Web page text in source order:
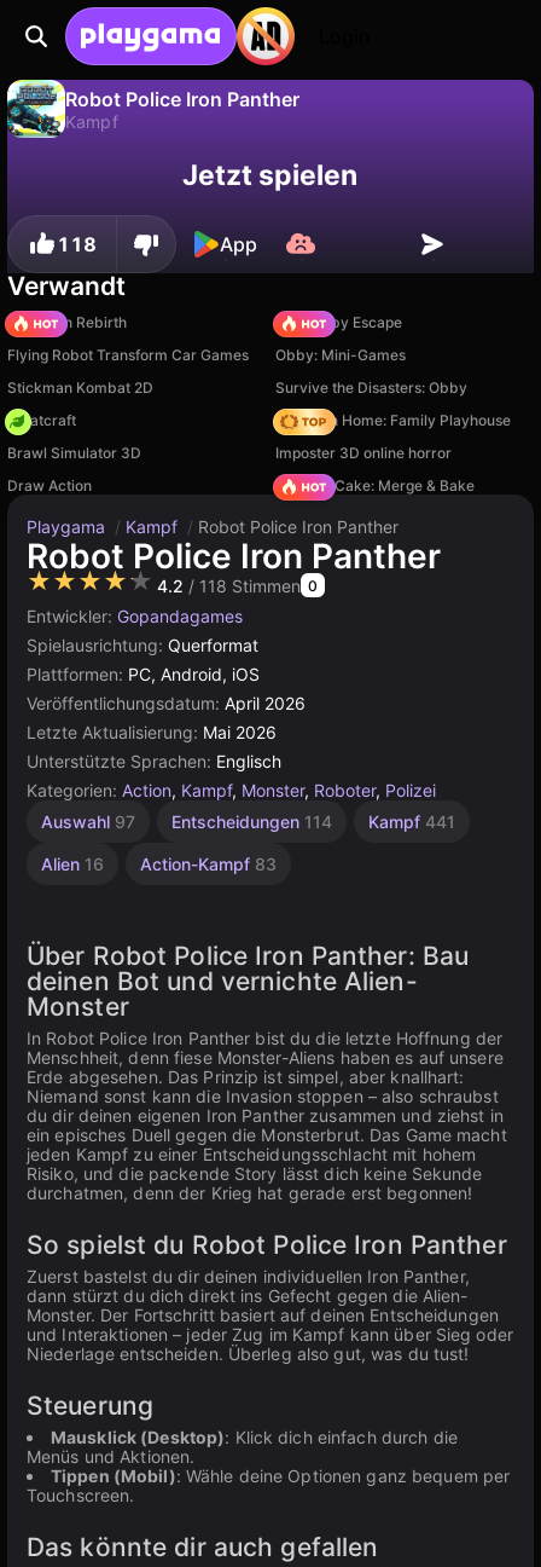
Robot Police Iron Panther
Kampf
speichern!
Nein
Jetzt spielen
118 App
Verwandt
Stickman Rebirth
Your Obby Escape
Flying Robot Transform Car Games
Obby: Mini-Games
Stickman Kombat 2D
Survive the Disasters: Obby
Whatcraft
My Town Home: Family Playhouse
Brawl Simulator 3D
Imposter 3D online horror
Draw Action
Piece of Cake: Merge & Bake
Playgama / Kampf / Robot Police Iron Panther
Robot Police Iron Panther
★★★★★ 4.2 / 118 Stimmen 0
Entwickler: Gopandagames
Spielausrichtung: Querformat
Plattformen: PC, Android, iOS
Veröffentlichungsdatum: April 2026
Letzte Aktualisierung: Mai 2026
Unterstützte Sprachen: Englisch
Kategorien: Action, Kampf, Monster, Roboter, Polizei
Auswahl 97 Entscheidungen 114 Kampf 441
Alien 16 Action-Kampf 83
Über Robot Police Iron Panther: Bau
deinen Bot und vernichte Alien-
Monster
In Robot Police Iron Panther bist du die letzte Hoffnung der
Menschheit, denn fiese Monster-Aliens haben es auf unsere
Erde abgesehen. Das Prinzip ist simpel, aber knallhart:
Niemand sonst kann die Invasion stoppen – also schraubst
du dir deinen eigenen Iron Panther zusammen und ziehst in
ein episches Duell gegen die Monsterbrut. Das Game macht
jeden Kampf zu einer Entscheidungsschlacht mit hohem
Risiko, und die packende Story lässt dich keine Sekunde
durchatmen, denn der Krieg hat gerade erst begonnen!
So spielst du Robot Police Iron Panther
Zuerst bastelst du dir deinen individuellen Iron Panther,
dann stürzt du dich direkt ins Gefecht gegen die Alien-
Monster. Der Fortschritt basiert auf deinen Entscheidungen
und Interaktionen – jeder Zug im Kampf kann über Sieg oder
Niederlage entscheiden. Überleg also gut, was du tust!
Steuerung
Mausklick (Desktop): Klick dich einfach durch die
Menüs und Aktionen.
Tippen (Mobil): Wähle deine Optionen ganz bequem per
Touchscreen.
Das könnte dir auch gefallen